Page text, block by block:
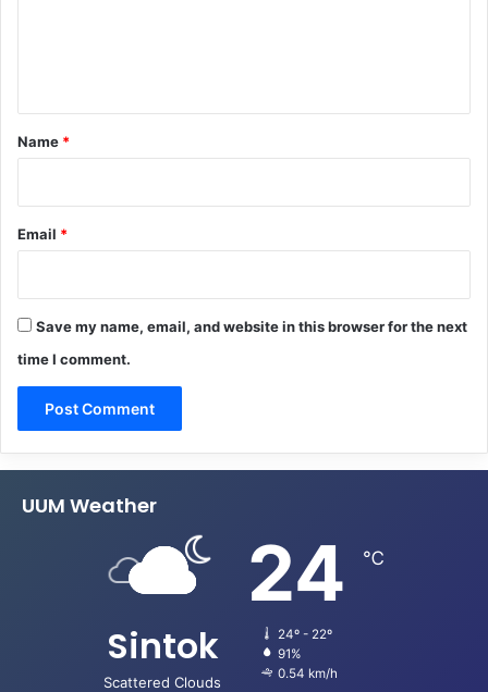
*
Name *
Email *
Save my name, email, and website in this browser for the next
time I comment.
UUM Weather
Sintok
Scattered Clouds
24 ℃
24º - 22º
91%
0.54 km/h